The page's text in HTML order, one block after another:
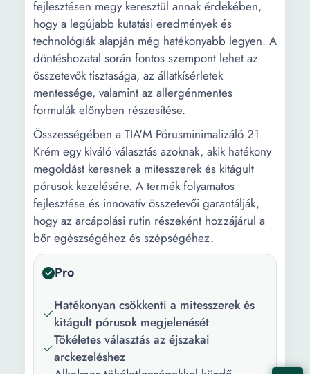
fejlesztésen megy keresztül annak érdekében,
hogy a legújabb kutatási eredmények és
technológiák alapján még hatékonyabb legyen. A
döntéshozatal során fontos szempont lehet az
összetevők tisztasága, az állatkísérletek
mentessége, valamint az allergénmentes
formulák előnyben részesítése.
Összességében a TIA'M Pórusminimalizáló 21
Krém egy kiváló választás azoknak, akik hatékony
megoldást keresnek a mitesszerek és kitágult
pórusok kezelésére. A termék folyamatos
fejlesztése és innovatív összetevői garantálják,
hogy az arcápolási rutin részeként hozzájárul a
bőr egészségéhez és szépségéhez.
Pro
Hatékonyan csökkenti a mitesszerek és
kitágult pórusok megjelenését
Tökéletes választás az éjszakai
arckezeléshez